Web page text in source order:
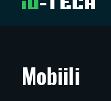
ARTIKKELIT
Mobiili